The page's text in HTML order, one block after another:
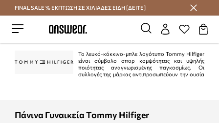
Εξοικονομήστε με το Answear Club
FINAL SALE % ΕΚΠΤΩΣΗ ΣΕ ΧΙΛΙΑΔΕΣ ΕΙΔΗ [ΔΕΙΤΕ]
Το λευκό-κόκκινο-μπλε λογότυπο Tommy Hilfiger
είναι σύμβολο σπορ κομψότητας και υψηλής
ποιότητας αναγνωρισμένης παγκοσμίως. Οι
συλλογές της μάρκας αντιπροσωπεύουν την ουσία
Πάνινα Γυναικεία Tommy Hilfiger